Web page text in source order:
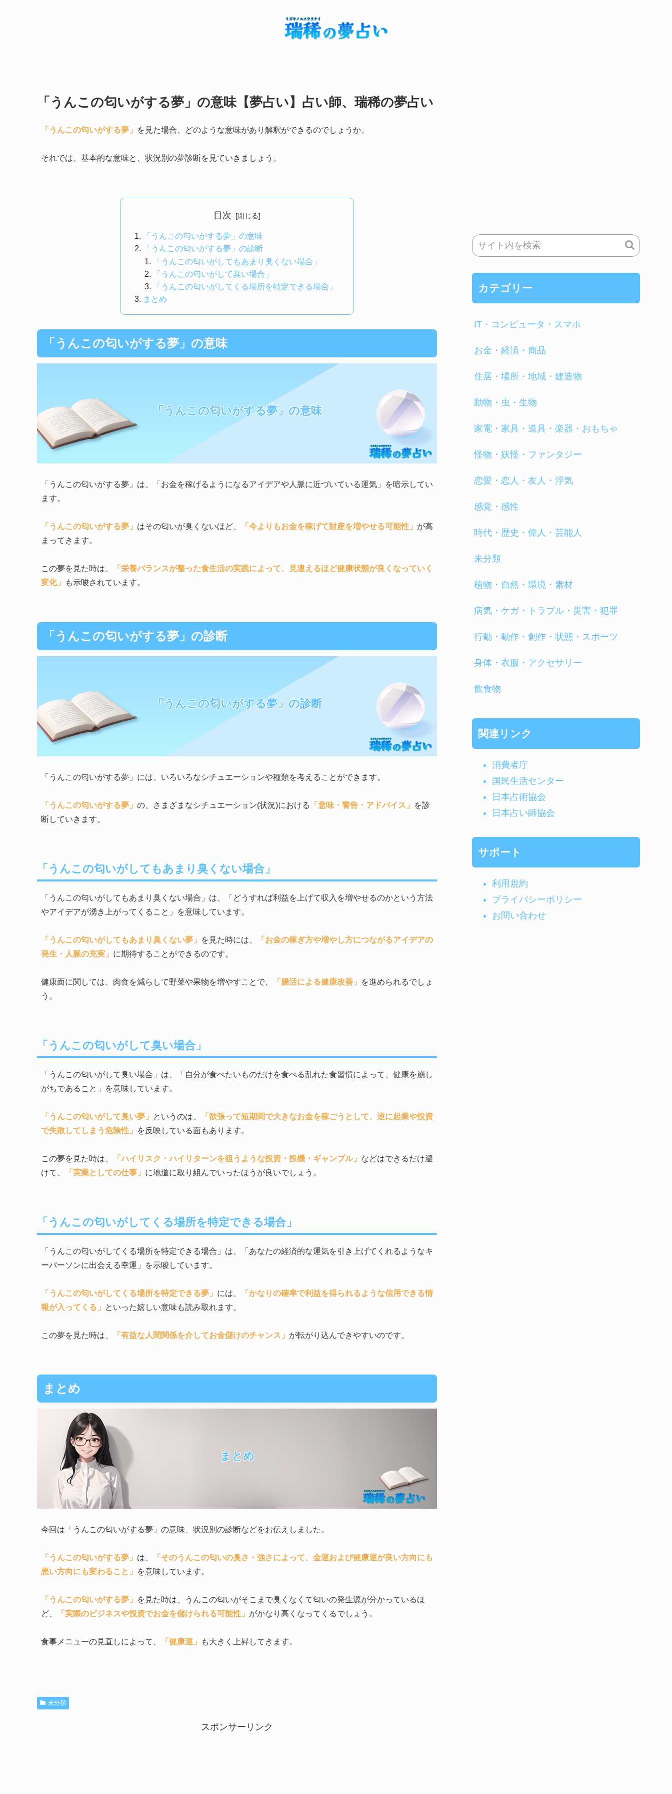
「うんこの匂いがする夢」の意味【夢占い】占い師、瑞稀の夢占い
「うんこの匂いがする夢」 を見た場合、どのような意味があり解釈ができるのでしょうか。
それでは、基本的な意味と、状況別の夢診断を見ていきましょう。
目次
「うんこの匂いがする夢」の意味
「うんこの匂いがする夢」の診断
「うんこの匂いがしてもあまり臭くない場合」
「うんこの匂いがして臭い場合」
「うんこの匂いがしてくる場所を特定できる場合」
まとめ
「うんこの匂いがする夢」の意味
「うんこの匂いがする夢」の意味
「うんこの匂いがする夢」は、「お金を稼げるようになるアイデアや人脈に近づいている運気」を暗示してい
ます。
「うんこの匂いがする夢」 はその匂いが臭くないほど、 「今よりもお金を稼げて財産を増やせる可能性」 が高
まってきます。
この夢を見た時は、
「栄養バランスが整った食生活の実践によって、見違えるほど健康状態が良くなっていく
変化」
も示唆されています。
「うんこの匂いがする夢」の診断
「うんこの匂いがする夢」の診断
「うんこの匂いがする夢」には、いろいろなシチュエーションや種類を考えることができます。
「うんこの匂いがする夢」 の、さまざまなシチュエーション(状況)における 「意味・警告・アドバイス」
を診
断していきます。
「うんこの匂いがしてもあまり臭くない場合」
「うんこの匂いがしてもあまり臭くない場合」は、「どうすれば利益を上げて収入を増やせるのかという方法
やアイデアが湧き上がってくること」を意味しています。
「うんこの匂いがしてもあまり臭くない夢」 を見た時には、
「お金の稼ぎ方や増やし方につながるアイデアの
発生・人脈の充実」 に期待することができるのです。
健康面に関しては、肉食を減らして野菜や果物を増やすことで、 「腸活による健康改善」
を進められるでしょ
う。
「うんこの匂いがして臭い場合」
「うんこの匂いがして臭い場合」は、「自分が食べたいものだけを食べる乱れた食習慣によって、健康を崩し
がちであること」を意味しています。
「うんこの匂いがして臭い夢」 というのは、
「欲張って短期間で大きなお金を稼ごうとして、逆に起業や投資
で失敗してしまう危険性」
を反映している面もあります。
この夢を見た時は、 「ハイリスク・ハイリターンを狙うような投資・投機・ギャンブル」 などはできるだけ避
けて、
「実業としての仕事」 に地道に取り組んでいったほうが良いでしょう。
「うんこの匂いがしてくる場所を特定できる場合」
「うんこの匂いがしてくる場所を特定できる場合」は、「あなたの経済的な運気を引き上げてくれるようなキ
ーパーソンに出会える幸運」を示唆しています。
「うんこの匂いがしてくる場所を特定できる夢」 には、
「かなりの確率で利益を得られるような信用できる情
報が入ってくる」
といった嬉しい意味も読み取れます。
この夢を見た時は、 「有益な人間関係を介してお金儲けのチャンス」 が転がり込んできやすいのです。
まとめ
まとめ
今回は「うんこの匂いがする夢」の意味、状況別の診断などをお伝えしました。
「うんこの匂いがする夢」 は、
「そのうんこの匂いの臭さ・強さによって、金運および健康運が良い方向にも
悪い方向にも変わること」
を意味しています。
「うんこの匂いがする夢」
を見た時は、うんこの匂いがそこまで臭くなくて匂いの発生源が分かっているほ
ど、
「実際のビジネスや投資でお金を儲けられる可能性」 がかなり高くなってくるでしょう。
食事メニューの見直しによって、 「健康運」 も大きく上昇してきます。
未分類
スポンサーリンク
カテゴリー
IT・コンピュータ・スマホ
お金・経済・商品
住居・場所・地域・建造物
動物・虫・生物
家電・家具・道具・楽器・おもちゃ
怪物・妖怪・ファンタジー
恋愛・恋人・友人・浮気
感覚・感性
時代・歴史・偉人・芸能人
未分類
植物・自然・環境・素材
病気・ケガ・トラブル・災害・犯罪
行動・動作・創作・状態・スポーツ
身体・衣服・アクセサリー
飲食物
関連リンク
消費者庁
国民生活センター
日本占術協会
日本占い師協会
サポート
利用規約
プライバシーポリシー
お問い合わせ